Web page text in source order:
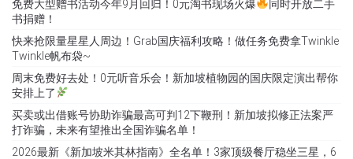
免费大型赠书活动今年9月回归！0元淘书现场火爆
同时开放二手
书捐赠！
快来抢限量星星人周边！Grab国庆福利攻略！做任务免费拿Twinkle
Twinkle帆布袋~
周末免费好去处！0元听音乐会！新加坡植物园的国庆限定演出帮你
安排上了
买卖或出借账号协助诈骗最高可判12下鞭刑！新加坡拟修正法案严
打诈骗，未来有望推出全国诈骗名单！
2026最新《新加坡米其林指南》全名单！3家顶级餐厅稳坐三星，6